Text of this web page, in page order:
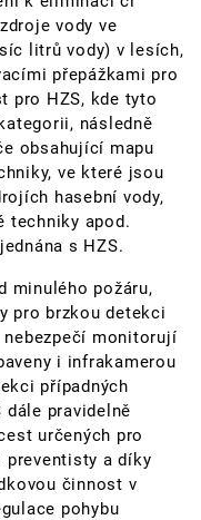
vody ve
litrů vody) v lesích,
přepážkami pro
pro HZS, kde tyto
následně
obsahující mapu
ve které jsou
hasební vody,
techniky apod.
s HZS.
minulého požáru,
pro brzkou detekci
nebezpečí monitorují
i infrakamerou
případných
dále pravidelně
určených pro
preventisty a díky
činnost v
pohybu